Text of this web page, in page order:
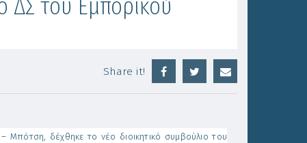
ΔΣ του Εμπορικού
Share it!
δέχθηκε το νέο διοικητικό συμβούλιο του